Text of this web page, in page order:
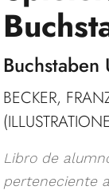
BECKER,
Libro de
perteneciente